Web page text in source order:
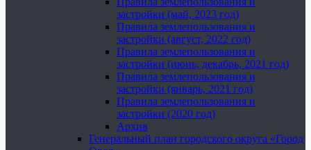
застройки (май, 2023 год)
Правила землепользования и
застройки (август, 2022 год)
Правила землепользования и
застройки (июнь, декабрь, 2021 год)
Правила землепользования и
застройки (январь, 2021 год)
Правила землепользования и
застройки (2020 год)
Архив
Генеральный план городского округа «Город